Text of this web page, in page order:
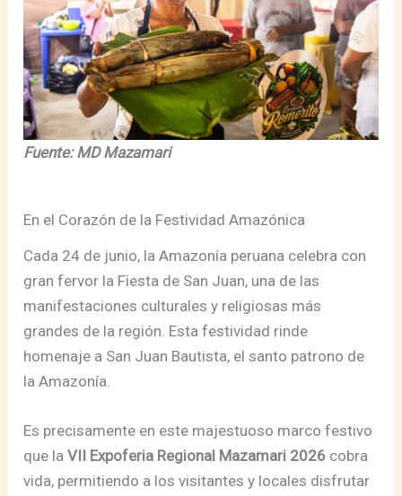
Fuente: MD Mazamari
En el Corazón de la Festividad Amazónica
Cada 24 de junio, la Amazonía peruana celebra con
gran fervor la Fiesta de San Juan, una de las
manifestaciones culturales y religiosas más
grandes de la región. Esta festividad rinde
homenaje a San Juan Bautista, el santo patrono de
la Amazonía.
Es precisamente en este majestuoso marco festivo
que laVII Expoferia Regional Mazamari 2026 cobra
vida, permitiendo a los visitantes y locales disfrutar